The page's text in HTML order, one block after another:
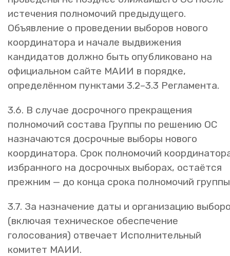
истечения полномочий предыдущего.
Объявление о проведении выборов нового
координатора и начале выдвижения
кандидатов должно быть опубликовано на
официальном сайте МАИИ в порядке,
определённом пунктами 3.2–3.3 Регламента.
3.6. В случае досрочного прекращения
полномочий состава Группы по решению ОС
назначаются досрочные выборы нового
координатора. Срок полномочий
избранного на досрочных выборах, остаётся
прежним — до конца срока полномочий
3.7. За назначение даты и организацию
(включая техническое обеспечение
голосования) отвечает Исполнительный
комитет МАИИ.